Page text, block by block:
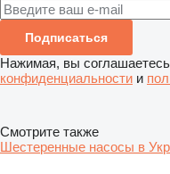
Подписаться
Нажимая, вы
конфиденциальности и
Смотрите также
Шестеренные насосы в